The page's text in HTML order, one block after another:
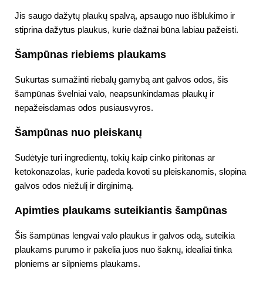
Jis saugo dažytų plaukų spalvą, apsaugo nuo išblukimo ir
stiprina dažytus plaukus, kurie dažnai būna labiau pažeisti.
Šampūnas riebiems plaukams
Sukurtas sumažinti riebalų gamybą ant galvos odos, šis
šampūnas švelniai valo, neapsunkindamas plaukų ir
nepažeisdamas odos pusiausvyros.
Šampūnas nuo pleiskanų
Sudėtyje turi ingredientų, tokių kaip cinko piritonas ar
ketokonazolas, kurie padeda kovoti su pleiskanomis, slopina
galvos odos niežulį ir dirginimą.
Apimties plaukams suteikiantis šampūnas
Šis šampūnas lengvai valo plaukus ir galvos odą, suteikia
plaukams purumo ir pakelia juos nuo šaknų, idealiai tinka
ploniems ar silpniems plaukams.